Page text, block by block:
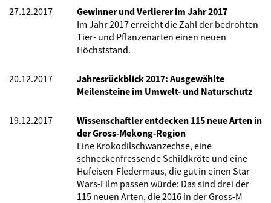
27.12.2017
Gewinner und Verlierer im Jahr 2017
Im Jahr 2017 erreicht die Zahl der bedrohten
Tier- und Pflanzenarten einen neuen
Höchststand.
20.12.2017
Jahresrückblick 2017: Ausgewählte
Meilensteine im Umwelt- und Naturschutz
19.12.2017
Wissenschaftler entdecken 115 neue Arten in
der Gross-Mekong-Region
Eine Krokodilschwanzechse, eine
schneckenfressende Schildkröte und eine
Hufeisen-Fledermaus, die gut in einen Star-
Wars-Film passen würde: Das sind drei der
115 neuen Arten, die 2016 in der Gross-M